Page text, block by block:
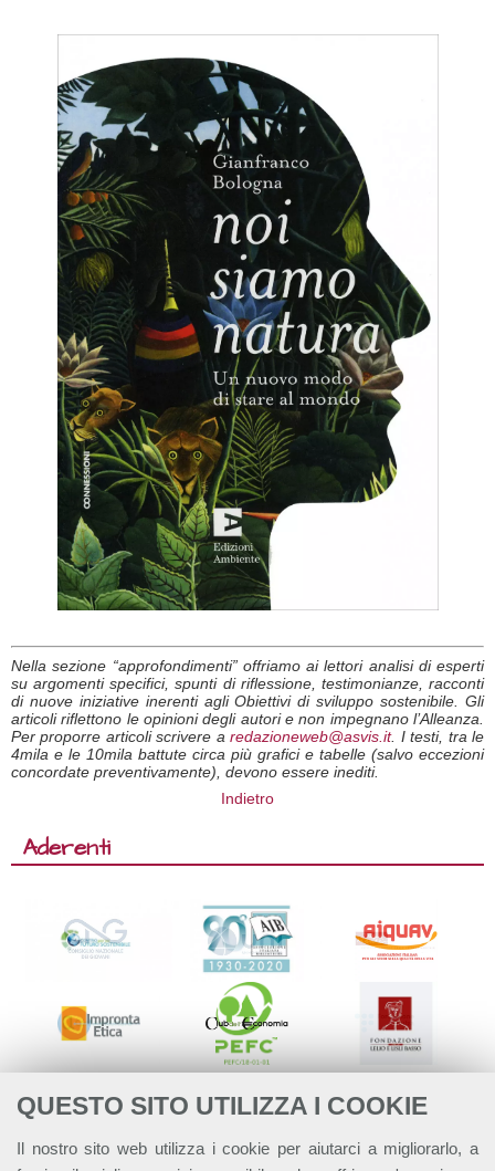
QUESTO SITO UTILIZZA I COOKIE
Il nostro sito web utilizza i cookie per aiutarci a migliorarlo, a
Nella sezione “approfondimenti” offriamo ai lettori analisi di esperti
su argomenti specifici, spunti di riflessione, testimonianze, racconti
di nuove iniziative inerenti agli Obiettivi di sviluppo sostenibile. Gli
articoli riflettono le opinioni degli autori e non impegnano l’Alleanza.
Per proporre articoli scrivere aredazioneweb@asvis.it. I testi, tra le
4mila e le 10mila battute circa più grafici e tabelle (salvo eccezioni
concordate preventivamente), devono essere inediti.
Indietro
Aderenti